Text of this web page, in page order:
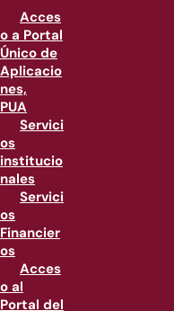
Acces
o a Portal
Único de
Aplicacio
nes,
PUA
Servici
os
institucio
nales
Servici
os
Financier
os
Acces
o al
Portal del